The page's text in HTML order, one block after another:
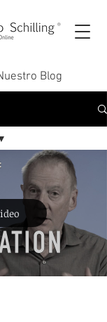
Blog